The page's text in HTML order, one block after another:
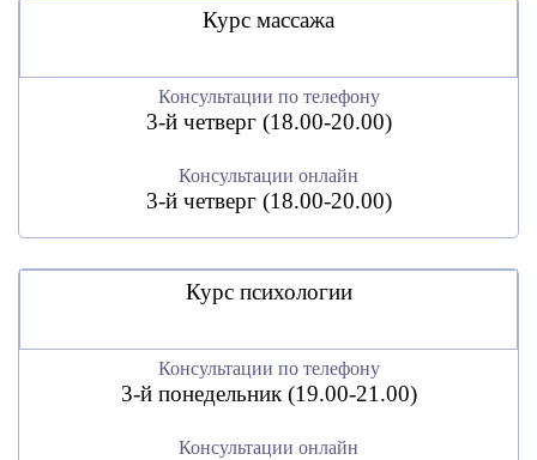
Курс массажа
Консультации по телефону
3-й четверг (18.00-20.00)
Консультации онлайн
3-й четверг (18.00-20.00)
Курс психологии
Консультации по телефону
3-й понедельник (19.00-21.00)
Консультации онлайн